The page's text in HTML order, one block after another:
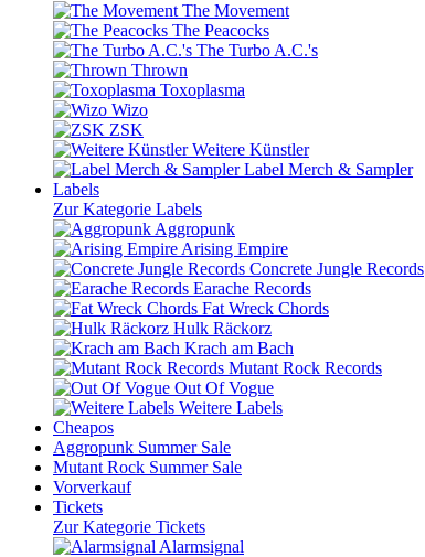
The Movement
The Peacocks
The Turbo A.C.'s
Thrown
Toxoplasma
Wizo
ZSK
Weitere Künstler
Label Merch & Sampler
Labels
Zur Kategorie Labels
Aggropunk
Arising Empire
Concrete Jungle Records
Earache Records
Fat Wreck Chords
Hulk Räckorz
Krach am Bach
Mutant Rock Records
Out Of Vogue
Weitere Labels
Cheapos
Aggropunk Summer Sale
Mutant Rock Summer Sale
Vorverkauf
Tickets
Zur Kategorie Tickets
Alarmsignal